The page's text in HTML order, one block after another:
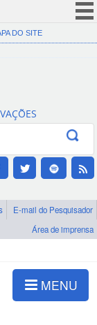
(COVID-19)
Canais
DO SITE
E-mail do Pesquisador
Área de imprensa
MENU